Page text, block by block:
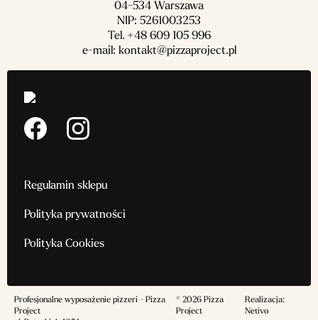
04-534 Warszawa
NIP: 5261003253
Tel. +48 609 105 996
e-mail: kontakt@pizzaproject.pl
Regulamin sklepu
Polityka prywatności
Polityka Cookies
Profesjonalne wyposażenie pizzeri - Pizza
Project
© 2026 Pizza
Project
Realizacja:
Netivo